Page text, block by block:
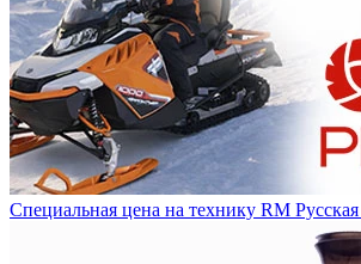
Специальная цена на технику RM